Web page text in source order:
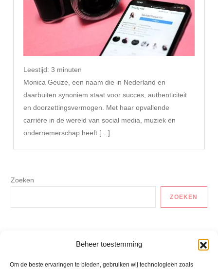
Beheer toestemming
Om de beste ervaringen te bieden, gebruiken wij technologieën zoals
Leestijd: 3 minuten
Monica Geuze, een naam die in Nederland en
daarbuiten synoniem staat voor succes, authenticiteit
en doorzettingsvermogen. Met haar opvallende
carrière in de wereld van social media, muziek en
ondernemerschap heeft […]
Zoeken
ZOEKEN